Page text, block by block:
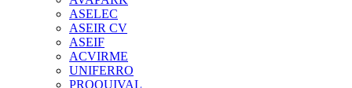
ASELEC
ASEIR CV
ASEIF
ACVIRME
UNIFERRO
PROQUIVAL